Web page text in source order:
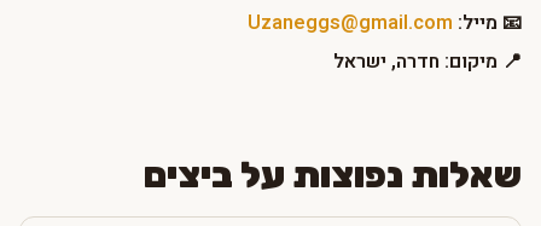
📧 מייל: Uzaneggs@gmail.com
📍 מיקום: חדרה, ישראל
שאלות נפוצות על ביצים